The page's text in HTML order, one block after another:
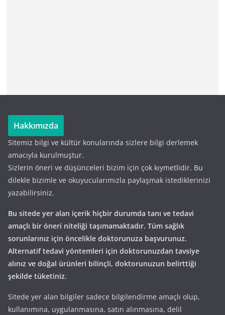
Hakkımızda
Sitemiz bilgi ve kültür konularında sizlere bilgi derlemek
amacıyla kurulmuştur.
Sizlerin öneri ve düşünceleri bizim için çok kıymetlidir. Bu
dilekle bizimle ve okuyucularımızla paylaşmak istediklerinizi
yazabilirsiniz.
Bu sitede yer alan içerik hiçbir durumda tanı ve tedavi
amaçlı bir öneri niteliği taşımamaktadır. Tüm sağlık
sorunlarınız için öncelikle doktorunuza başvurunuz.
Alternatif tedavi yöntemleri için doktorunuzdan tavsiye
alınız ve doğal ürünleri bilinçli, doktorunuzun belirttiği
şekilde tüketiniz.
Sitede yer alan bilgiler sadece bilgilendirme amaçlı olup,
kullanımına, uygulanmasına, satın alınmasına, delil